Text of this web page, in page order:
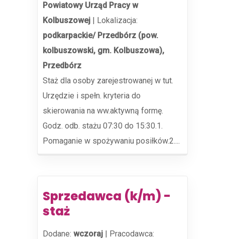
Powiatowy Urząd Pracy w
Kolbuszowej | Lokalizacja:
podkarpackie/ Przedbórz (pow.
kolbuszowski, gm. Kolbuszowa),
Przedbórz
Staż dla osoby zarejestrowanej w tut.
Urzędzie i spełn. kryteria do
skierowania na ww.aktywną formę.
Godz. odb. stażu 07:30 do 15:30.1.
Pomaganie w spożywaniu posiłków.2....
Sprzedawca (k/m) -
staż
Dodane: wczoraj | Pracodawca: